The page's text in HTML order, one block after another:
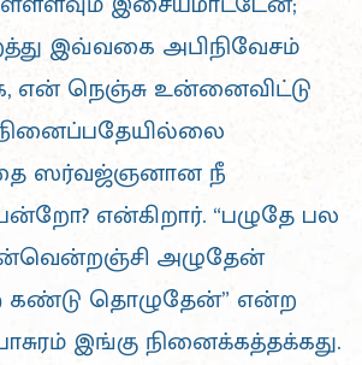
இவ்வகை அபிநிவேசம்
என் நெஞ்சு உன்னைவிட்டு
ஸர்வஜ்ஞனான நீ
என்கிறார். “பழுதே பல
அழுதேன்
தொழுதேன்” என்ற
இங்கு நினைக்கத்தக்கது.